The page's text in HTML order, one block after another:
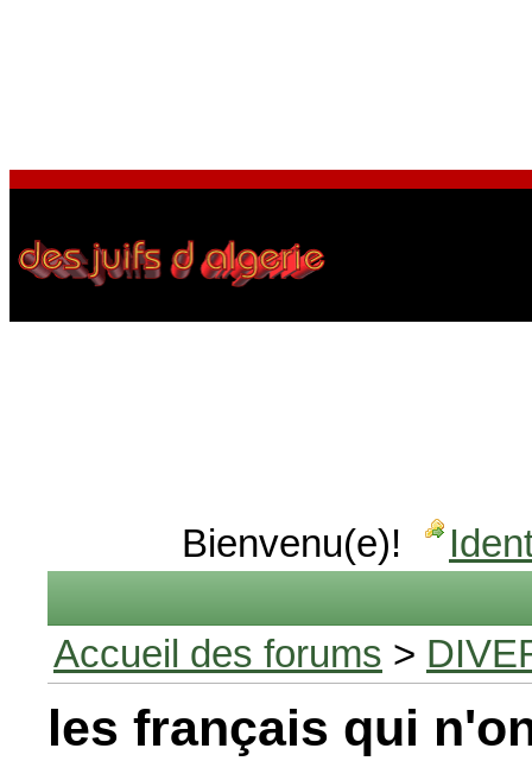
Bienvenu(e)!
Accueil des forums >
les français qui